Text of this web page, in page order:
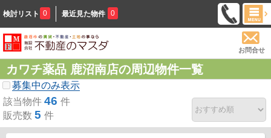
検討リスト 0 最近見た物件 0
お問合せ
カワチ薬品 鹿沼南店の周辺物件一覧
募集中のみ表示
該当物件 46 件
販売数 5 件